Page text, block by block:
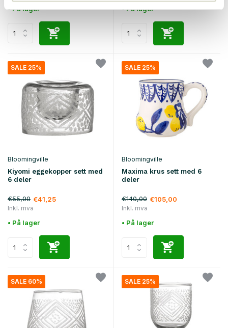
• På lager • På lager
SALE 25%
Bloomingville
Kiyomi eggekopper sett med
6 deler
€55,00 €41,25
Inkl. mva
• På lager
SALE 25%
Bloomingville
Maxima krus sett med 6
deler
€140,00 €105,00
Inkl. mva
• På lager
SALE 60% SALE 25%